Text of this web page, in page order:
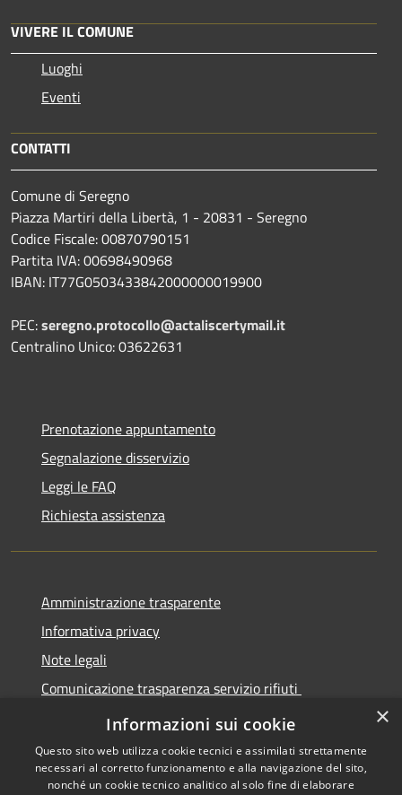
VIVERE IL COMUNE
Luoghi
Eventi
CONTATTI
Comune di Seregno
Piazza Martiri della Libertà, 1 - 20831 - Seregno
Codice Fiscale: 00870790151
Partita IVA: 00698490968
IBAN: IT77G0503433842000000019900
PEC:seregno.protocollo@actaliscertymail.it
Centralino Unico: 03622631
Prenotazione appuntamento
Segnalazione disservizio
Leggi le FAQ
Richiesta assistenza
Amministrazione trasparente
Informativa privacy
Note legali
Comunicazione trasparenza servizio rifiuti
Dichiarazione di accessibilità
×
Informazioni sui cookie
Questo sito web utilizza cookie tecnici e assimilati strettamente
necessari al corretto funzionamento e alla navigazione del sito,
nonché un cookie tecnico analitico al solo fine di elaborare